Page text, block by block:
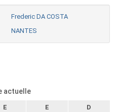
Frederic DA COSTA
NANTES
actuelle
E E D